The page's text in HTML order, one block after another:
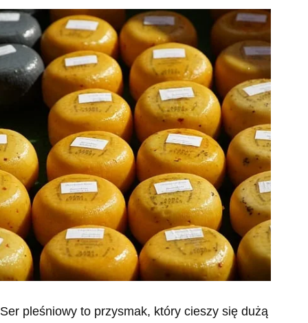
Ser pleśniowy to przysmak, który cieszy się dużą